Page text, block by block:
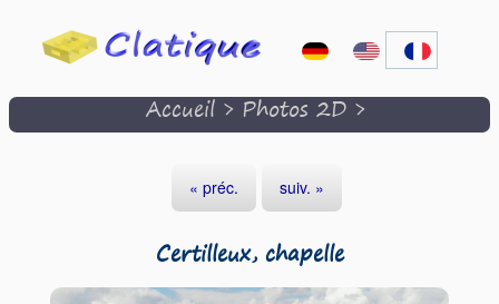
Accueil>Photos 2D>
« préc. suiv. »
Certilleux, chapelle